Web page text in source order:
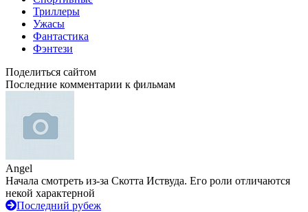
Триллеры
Ужасы
Фантастика
Фэнтези
Поделиться сайтом
Последние комментарии к фильмам
Angel
Начала смотреть из-за Скотта Иствуда. Его роли отличаются
некой характерной
Последний рубеж